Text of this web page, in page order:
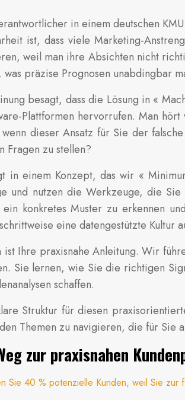
in einem deutschen
ist, dass viele Marketing-
weil man ihre Absichten nicht
präzise Prognosen unabdingbar
besagt, dass die Lösung in «
Plattformen hervorrufen. Man
dieser Ansatz für Sie der
Fragen zu stellen?
in einem Konzept, das wir «
und nutzen die Werkzeuge, die
konkretes Muster zu erkennen
eine datengestützte Kultur
Ihre praxisnahe Anleitung. Wir
Sie lernen, wie Sie die richtigen
schaffen.
Struktur für diesen
Themen zu navigieren, die für Sie
zur praxisnahen
Sie 40 % potenzielle Kunden, weil Sie